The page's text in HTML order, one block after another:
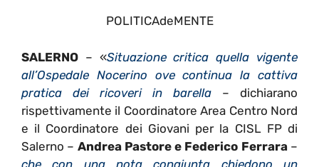
POLITICAdeMENTE
SALERNO – «Situazione critica quella vigente
all’Ospedale Nocerino ove continua la cattiva
pratica dei ricoveri in barella – dichiarano
rispettivamente il Coordinatore Area Centro Nord
e il Coordinatore dei Giovani per la CISL FP di
Salerno – Andrea Pastore e Federico Ferrara –
che con una nota congiunta chiedono un